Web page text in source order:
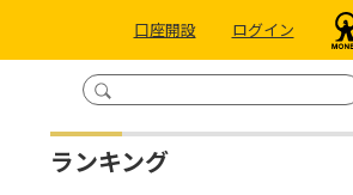
口座開設 ログイン
ランキング